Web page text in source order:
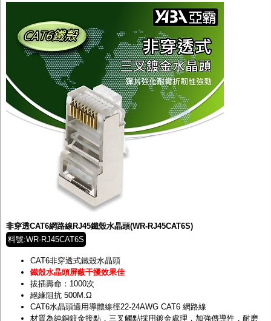
非穿透CAT6網路線RJ45鐵殼水晶頭(WR-RJ45CAT6S)
料號:WR-RJ45CAT6S
CAT6非穿透式鐵殼水晶頭
鐵殼水晶頭屏蔽干擾效果佳
拔插壽命：1000次
絕緣阻抗 500M.Ω
CAT6水晶頭適用導體線徑22-24AWG CAT6 網路線
材質為純銅鍍金接點，三叉觸點採用鍍金處理，加強傳導性，耐磨